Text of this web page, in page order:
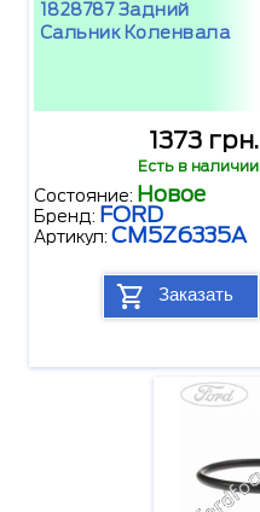
1828787 Задний
Сальник Коленвала
1373 грн.
Есть в наличии
Состояние: Новое
Бренд: FORD
Артикул: CM5Z6335A
Заказать